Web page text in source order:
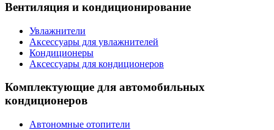
Вентиляция и кондиционирование
Увлажнители
Аксессуары для увлажнителей
Кондиционеры
Аксессуары для кондиционеров
Комплектующие для автомобильных
кондиционеров
Автономные отопители